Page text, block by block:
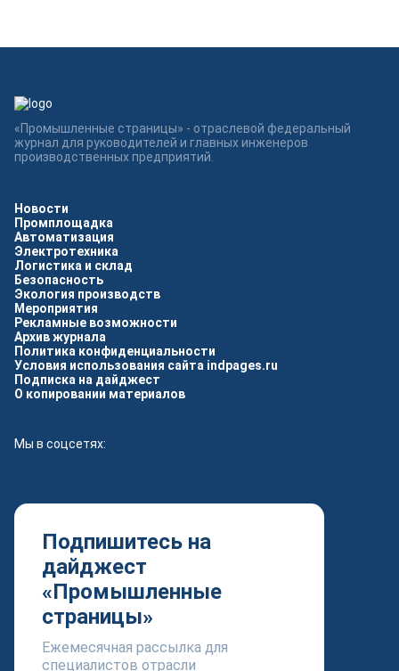
Новости
Промплощадка
Автоматизация
Электротехника
Логистика и склад
Безопасность
Экология производств
Мероприятия
Рекламные возможности
Архив журнала
Политика конфиденциальности
Условия использования сайта indpages.ru
Подписка на дайджест
О копировании материалов
Мы в соцсетях:
Подпишитесь на
дайджест
«Промышленные
страницы»
Ежемесячная рассылка для
специалистов отрасли
«Промышленные страницы» - отраслевой федеральный
журнал для руководителей и главных инженеров
производственных предприятий.